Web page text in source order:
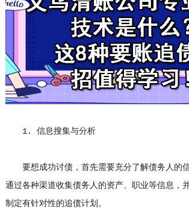
1. 信息搜集与分析
要想成功讨债，首先需要充分了解债务人的
通过各种渠道收集债务人的资产、职业等信息，
制定有针对性的追债计划。